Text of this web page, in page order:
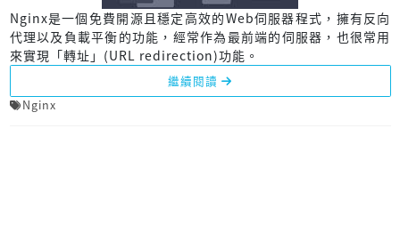
Nginx是一個免費開源且穩定高效的Web伺服器程式，擁有反向
代理以及負載平衡的功能，經常作為最前端的伺服器，也很常用
來實現「轉址」(URL redirection)功能。
繼續閱讀
Nginx